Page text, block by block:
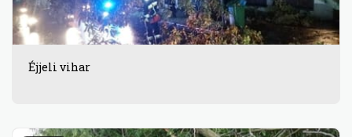
Éjjeli vihar